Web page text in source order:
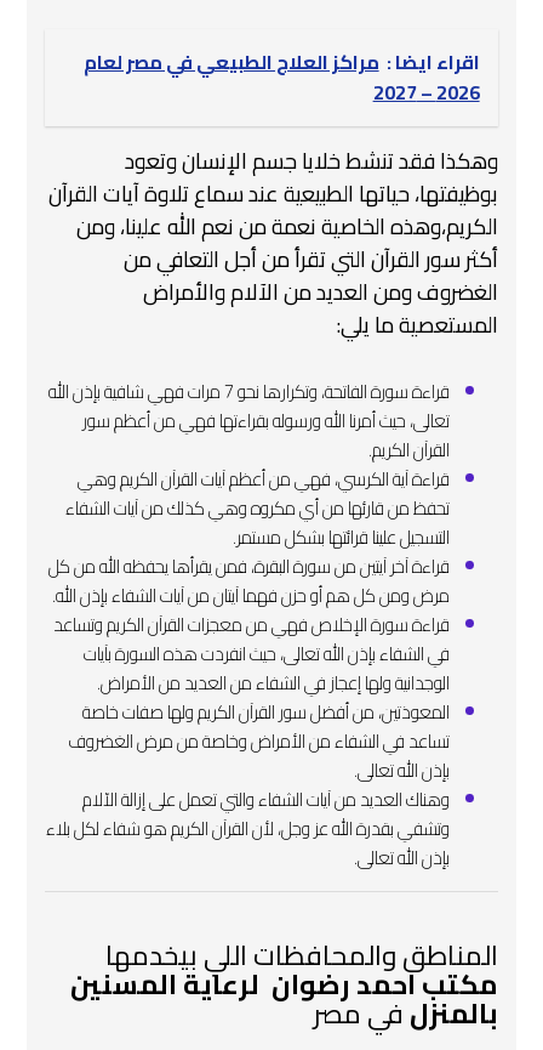
اقراء ايضا : مراكز العلاج الطبيعي في مصر لعام
2026 – 2027
وهكذا فقد تنشط خلايا جسم الإنسان وتعود
بوظيفتها، حياتها الطبيعية عند سماع تلاوة آيات القرآن
الكريم،وهذه الخاصية نعمة من نعم الله علينا، ومن
أكثر سور القرآن التي تقرأ من أجل التعافي من
الغضروف ومن العديد من الآلام والأمراض
المستعصية ما يلي:
قراءة سورة الفاتحة، وتكرارها نحو 7 مرات فهي شافية بإذن الله
تعالى، حيث أمرنا الله ورسوله بقراءتها فهي من أعظم سور
القرآن الكريم.
قراءة آية الكرسي، فهي من أعظم آيات القرآن الكريم وهي
تحفظ من قارئها من أي مكروه وهي كذلك من آيات الشفاء
التسجيل علينا قرائتها بشكل مستمر.
قراءة آخر آيتين من سورة البقرة، فمن يقرأها يحفظه الله من كل
مرض ومن كل هم أو حزن فهما آيتان من آيات الشفاء بإذن الله.
قراءة سورة الإخلاص فهي من معجزات القرآن الكريم وتساعد
في الشفاء بإذن الله تعالى، حيث انفردت هذه السورة بآيات
الوجدانية ولها إعجاز في الشفاء من العديد من الأمراض.
المعوذتين، من أفضل سور القرآن الكريم ولها صفات خاصة
تساعد في الشفاء من الأمراض وخاصة من مرض الغضروف
بإذن الله تعالى.
وهناك العديد من آيات الشفاء والتي تعمل على إزالة الآلام
وتشفي بقدرة الله عز وجل، لأن القرآن الكريم هو شفاء لكل بلاء
بإذن الله تعالى.
المناطق والمحافظات اللي بيخدمها
مكتب احمد رضوان لرعاية المسنين
بالمنزلفي مصر